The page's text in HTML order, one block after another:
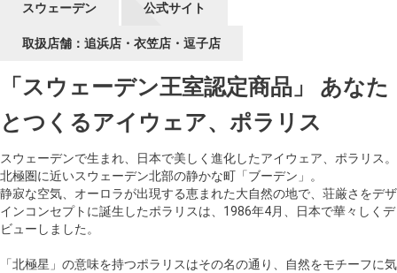
ブログ
採用
スウェーデン 公式サイト
取扱店舗：追浜店・衣笠店・逗子店
「スウェーデン王室認定商品」 あなた
とつくるアイウェア、ポラリス
スウェーデンで生まれ、日本で美しく進化したアイウェア、ポラリス。
北極圏に近いスウェーデン北部の静かな町「ブーデン」。
静寂な空気、オーロラが出現する恵まれた大自然の地で、荘厳さをデザ
インコンセプトに誕生したポラリスは、1986年4月、日本で華々しくデ
ビューしました。
「北極星」の意味を持つポラリスはその名の通り、自然をモチーフに気